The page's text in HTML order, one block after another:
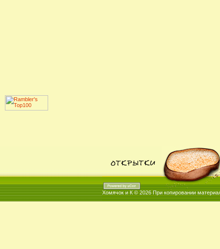
Хомячок и К © 2026При копировании